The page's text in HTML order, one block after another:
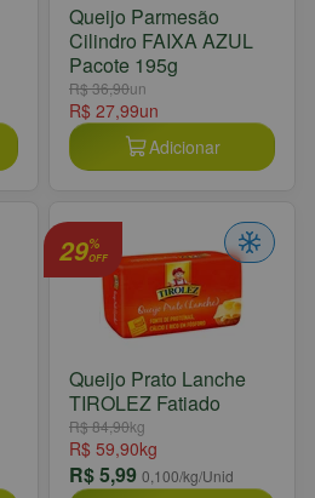
Queijo Parmesão
Cilindro FAIXA AZUL
Pacote 195g
R$ 36,90un
R$ 27,99un
Adicionar
29%
OFF
Queijo Prato Lanche
TIROLEZ Fatiado
R$ 84,90kg
R$ 59,90kg
R$ 5,99 0,100/kg/Unid